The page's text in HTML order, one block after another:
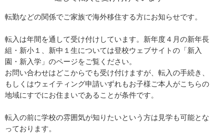
転勤などの関係でご家族で海外移住する方にお知らせです。
転入は年間を通して受け付けしています。新年度４月の新年長
組・新小１、新中１生については登校ウェブサイトの「新入
園・新入学」のページをご覧ください。
お問い合わせはどこからでも受け付けますが、転入の手続き、
もしくはウェイティング申請いずれもお子様ご本人がこちらの
地域にすでにお住まいであることが条件です。
転入の前に学校の雰囲気が知りたいという方は見学も可能とな
っております。